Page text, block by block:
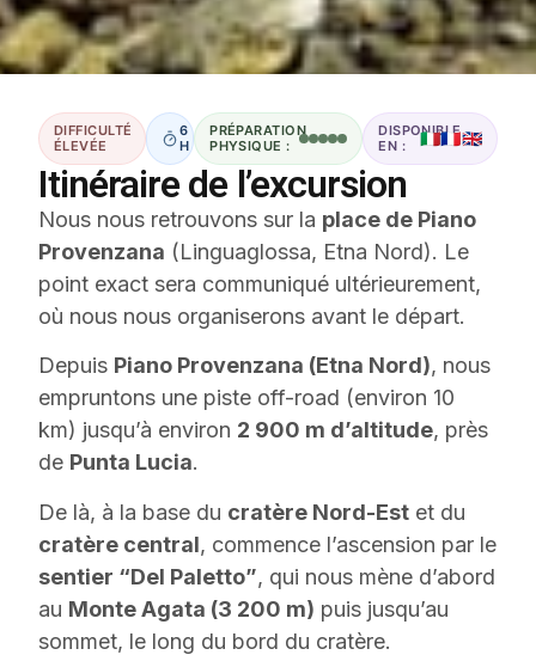
DIFFICULTÉ
ÉLEVÉE
6
H
PRÉPARATION
PHYSIQUE :
DISPONIBLE
EN :
🇮🇹🇫🇷🇬🇧
Itinéraire de l’excursion
Nous nous retrouvons sur la place de Piano
Provenzana (Linguaglossa, Etna Nord). Le
point exact sera communiqué ultérieurement,
où nous nous organiserons avant le départ.
Depuis Piano Provenzana (Etna Nord), nous
empruntons une piste off-road (environ 10
km) jusqu’à environ 2 900 m d’altitude, près
de Punta Lucia.
De là, à la base du cratère Nord-Est et du
cratère central, commence l’ascension par le
sentier “Del Paletto”, qui nous mène d’abord
au Monte Agata (3 200 m) puis jusqu’au
sommet, le long du bord du cratère.